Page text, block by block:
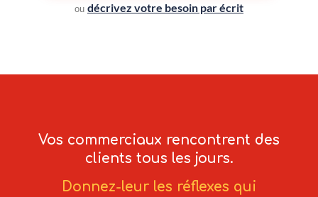
ou décrivez votre besoin par écrit
Vos commerciaux rencontrent des
clients tous les jours.
Donnez-leur les réflexes qui